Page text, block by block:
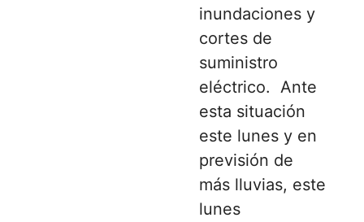
inundaciones y
cortes de
suministro
eléctrico. Ante
esta situación
este lunes y en
previsión de
más lluvias, este
lunes